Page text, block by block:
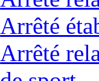
Arrêté
Arrêté